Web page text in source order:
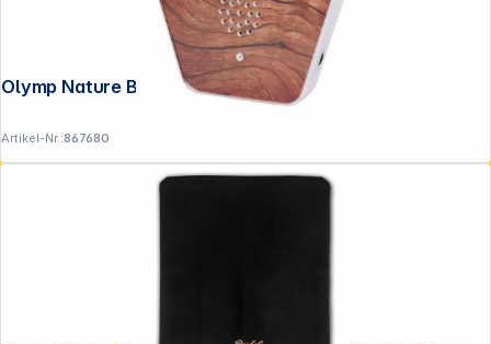
Olymp Nature BOX
Artikel-Nr.:867680